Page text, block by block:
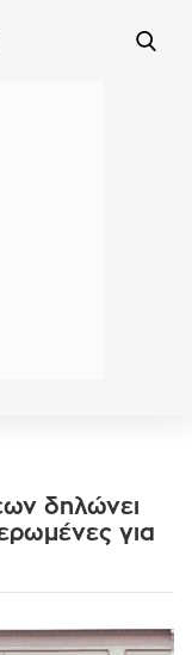
δηλώνει
για